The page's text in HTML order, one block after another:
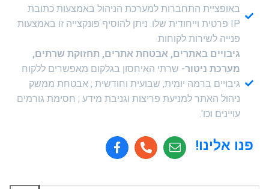
באופציית התחברות למערכת הניהול באמצעות כתובת
IP פרטית וייחודית שלו. ניתן להוסיף פונקצייה זו באמצעות
פנייה לשירות לקוחות.
גיבויים באתרים, אבטחת אתרים, תחזוקת שרתים,
מערכת ניטור- שרתי האיחסון בגלקום מאפשרים ללקוח
גיבויים ברמה יומית, שבועית וחודשית ; אבטחת ממשק
ניהול האתר למניעת פריצות וגניבת מידע ; חסימת גורמים
עויינים וכו'.
פנו אלינו!